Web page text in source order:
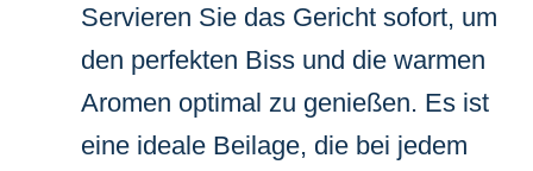
Servieren Sie das Gericht sofort, um
den perfekten Biss und die warmen
Aromen optimal zu genießen. Es ist
eine ideale Beilage, die bei jedem